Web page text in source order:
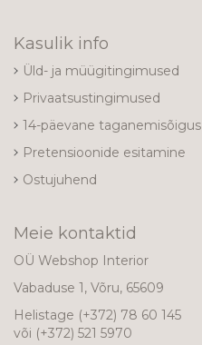
Kasulik info
Üld- ja müügitingimused
Privaatsustingimused
14-päevane taganemisõigus
Pretensioonide esitamine
Ostujuhend
Meie kontaktid
OÜ Webshop Interior
Vabaduse 1, Võru, 65609
Helistage (+372) 78 60 145
või (+372) 521 5970